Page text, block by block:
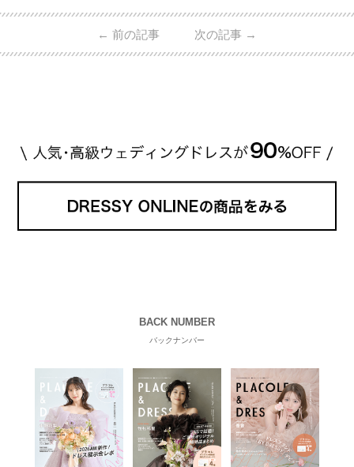
日本で人気のブランドまで幅広くご紹介。 さらに、
・愛用している芸能人夫婦 ・リングの特徴や魅力 ・
← 前の記事 次の記事 →
BACK NUMBER
バックナンバー